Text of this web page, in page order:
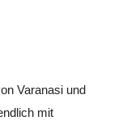
Varanasi und
mit